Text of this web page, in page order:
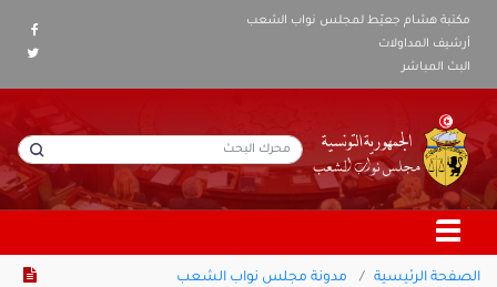
مكتبة هشام جعيّط لمجلس نواب الشعب
أرشيف المداولات
البث المباشر
الصفحة الرئيسية
مدونة مجلس نواب الشعب